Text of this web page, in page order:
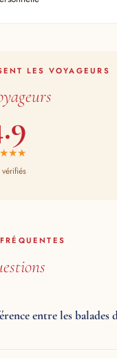
LES VOYAGEURS
entre les balades